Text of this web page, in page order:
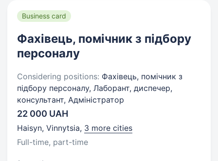
Business card
Фахівець, помічник з підбору
персоналу
Considering positions: Фахівець, помічник з
підбору персоналу, Лаборант, диспечер,
консультант, Адміністратор
22 000 UAH
Haisyn, Vinnytsia, 3 more cities
Full-time, part-time